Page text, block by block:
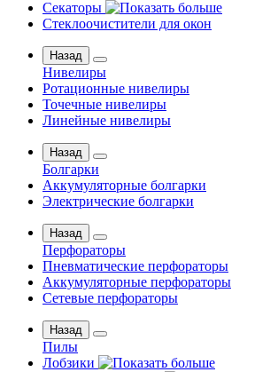
Секаторы
Стеклоочистители для окон
Назад
Нивелиры
Ротационные нивелиры
Точечные нивелиры
Линейные нивелиры
Назад
Болгарки
Аккумуляторные болгарки
Электрические болгарки
Назад
Перфораторы
Пневматические перфораторы
Аккумуляторные перфораторы
Сетевые перфораторы
Назад
Пилы
Лобзики